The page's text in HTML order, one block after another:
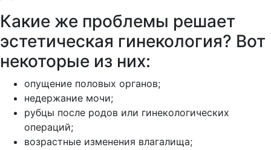
Какие же проблемы решает
эстетическая гинекология? Вот
некоторые из них:
опущение половых органов;
недержание мочи;
рубцы после родов или гинекологических
операций;
возрастные изменения влагалища;